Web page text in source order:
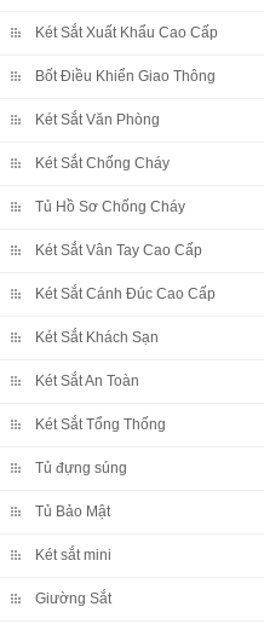
Két Sắt Xuất Khẩu Cao Cấp
Bốt Điều Khiển Giao Thông
Két Sắt Văn Phòng
Két Sắt Chống Cháy
Tủ Hồ Sơ Chống Cháy
Két Sắt Vân Tay Cao Cấp
Két Sắt Cánh Đúc Cao Cấp
Két Sắt Khách Sạn
Két Sắt An Toàn
Két Sắt Tổng Thống
Tủ đựng súng
Tủ Bảo Mật
Két sắt mini
Giường Sắt